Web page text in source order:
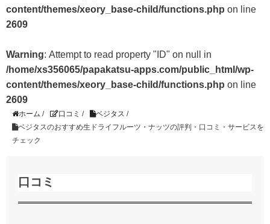
content/themes/xeory_base-child/functions.php on line
2609
Warning: Attempt to read property "ID" on null in
/home/xs356065/papakatsu-apps.com/public_html/wp-
content/themes/xeory_base-child/functions.php on line
2609
ホーム / 口コミ / ベジタス /
ベジタスのおすすめ生ドライフルーツ・ナッツの評判・口コミ・サービスを
チェック
口コミ